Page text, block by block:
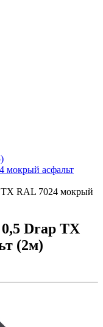
мокрый асфальт
TX RAL 7024 мокрый
Drap TX
(2м)